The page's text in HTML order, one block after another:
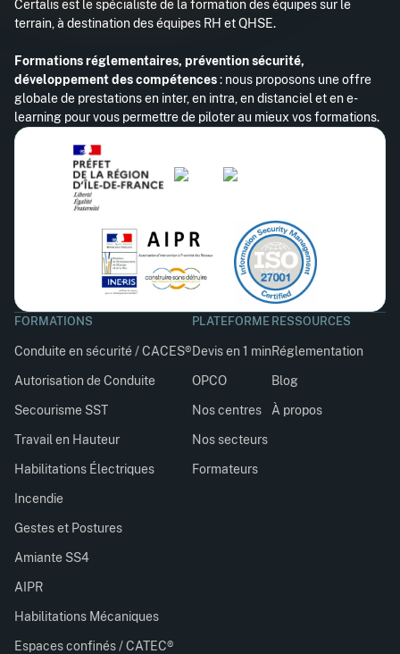
Certalis est le spécialiste de la formation des équipes sur le
terrain, à destination des équipes RH et QHSE.
Formations réglementaires, prévention sécurité,
développement des compétences: nous proposons une offre
globale de prestations en inter, en intra, en distanciel et en e-
learning pour vous permettre de piloter au mieux vos formations.
FORMATIONS
Conduite en sécurité / CACES®
Autorisation de Conduite
Secourisme SST
Travail en Hauteur
Habilitations Électriques
Incendie
Gestes et Postures
Amiante SS4
AIPR
Habilitations Mécaniques
Espaces confinés / CATEC®
PLATEFORME
Devis en 1 min
OPCO
Nos centres
Nos secteurs
Formateurs
RESSOURCES
Réglementation
Blog
À propos